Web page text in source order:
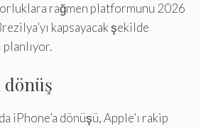
rağmen platformunu 2026
kapsayacak şekilde
dönüş
iPhone’a dönüşü, Apple’ı rakip